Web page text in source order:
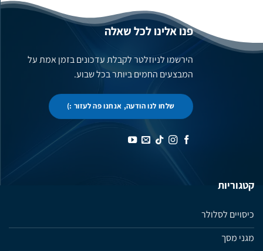
פנו אלינו לכל שאלה
הירשמו לניוזלטר לקבלת עדכונים בזמן אמת על
המבצעים החמים ביותר בכל שבוע.
שלחו לנו הודעה, אנחנו פה לעזור :)
קטגוריות
כיסויים לסלולר
מגני מסך